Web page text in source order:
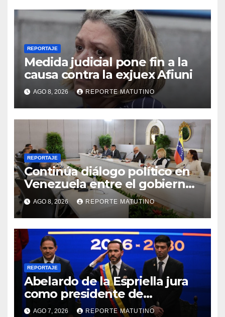
REPORTAJE
Medida judicial pone fin a la
causa contra la exjuex Afiuni
AGO 8, 2026 REPORTE MATUTINO
REPORTAJE
Continúa diálogo político en
Venezuela entre el gobierno
y la oposición
AGO 8, 2026 REPORTE MATUTINO
REPORTAJE
Abelardo de la Espriella jura
como presidente de
Colombia para el periodo
AGO 7, 2026 REPORTE MATUTINO